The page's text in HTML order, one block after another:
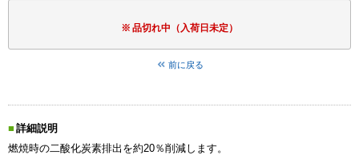
品切れ中（入荷日未定）
前に戻る
詳細説明
燃焼時の二酸化炭素排出を約20％削減します。